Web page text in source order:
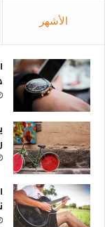
الأشهر